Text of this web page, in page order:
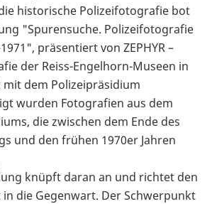
historische Polizeifotografie bot
"Spurensuche. Polizeifotografie
präsentiert von ZEPHYR –
der Reiss-Engelhorn-Museen in
dem Polizeipräsidium
wurden Fotografien aus dem
die zwischen dem Ende des
und den frühen 1970er Jahren
knüpft daran an und richtet den
die Gegenwart. Der Schwerpunkt